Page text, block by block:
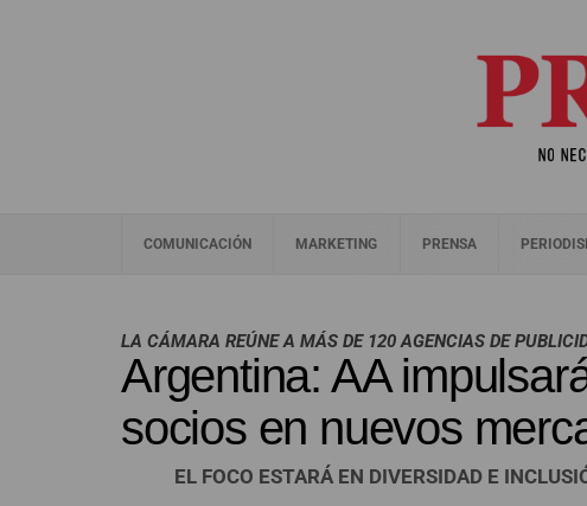
COMUNICACIÓN MARKETING PRENSA
LA CÁMARA REÚNE A MÁS DE 120 AGENCIAS DE
Argentina: AA
socios en nuevos
EL FOCO ESTARÁ EN DIVERSIDAD E